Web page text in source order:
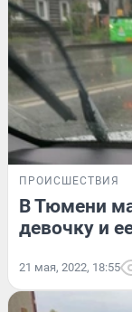
ПРОИСШЕСТВИЯ
В Тюмени
девочку и
21 мая, 2022, 18:55